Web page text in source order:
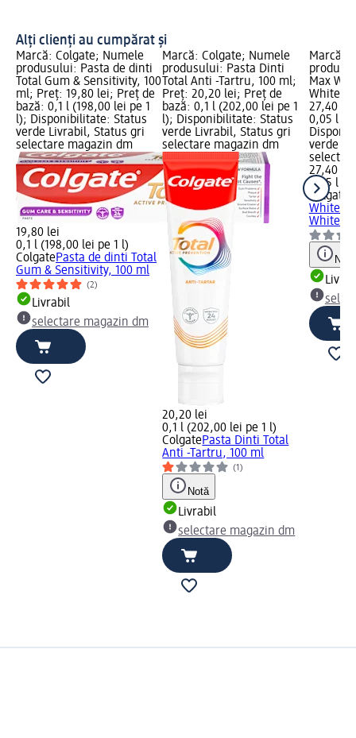
Alți clienți au cumpărat și
Marcă: Colgate; Numele
produsului: Pasta de dinti
Total Gum & Sensitivity, 100
ml; Preț: 19,80 lei; Preț de
bază: 0,1 l (198,00 lei pe 1
l); Disponibilitate: Status
verde Livrabil, Status gri
selectare magazin dm
19,80 lei
0,1 l (198,00 lei pe 1 l)
ColgatePasta de dinti Total
Gum & Sensitivity, 100 ml
(2)
Livrabil
selectare magazin dm
Marcă: Colgate; Numele
produsului: Pasta Dinti
Total Anti -Tartru, 100 ml;
Preț: 20,20 lei; Preț de
bază: 0,1 l (202,00 lei pe 1
l); Disponibilitate: Status
verde Livrabil, Status gri
selectare magazin dm
20,20 lei
0,1 l (202,00 lei pe 1 l)
ColgatePasta Dinti Total
Anti -Tartru, 100 ml
(1)
Notă
Livrabil
selectare magazin dm
Marcă:
Max
27,40
0,05 l
verde
27,40 lei
0,05 l
Colgate
White
Notă